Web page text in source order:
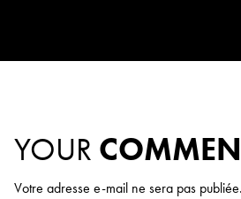
YOUR
Votre adresse e-mail ne sera pas publiée.